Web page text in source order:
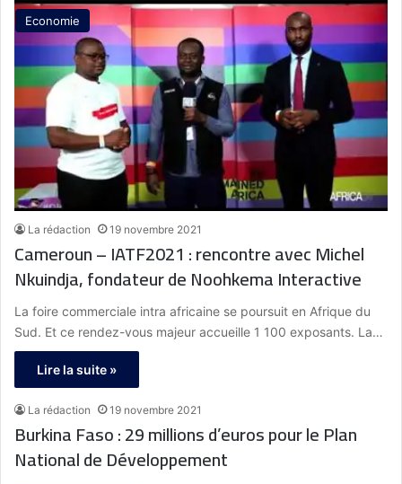
Economie
La rédaction 19 novembre 2021
Cameroun – IATF2021 : rencontre avec Michel
Nkuindja, fondateur de Noohkema Interactive
La foire commerciale intra africaine se poursuit en Afrique du
Sud. Et ce rendez-vous majeur accueille 1 100 exposants. La…
Lire la suite »
La rédaction 19 novembre 2021
Burkina Faso : 29 millions d’euros pour le Plan
National de Développement